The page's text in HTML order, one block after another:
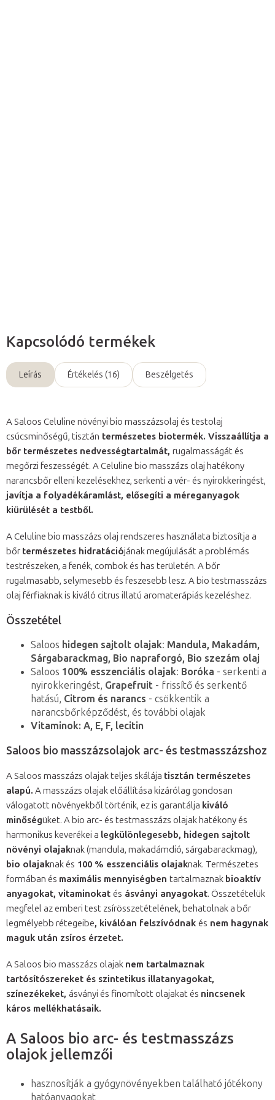
Kapcsolódó termékek
Leírás Értékelés (16) Beszélgetés
A Saloos Celuline növényi bio masszázsolaj és testolaj
csúcsminőségű, tisztán természetes biotermék. Visszaállítja a
bőr természetes nedvességtartalmát, rugalmasságát és
megőrzi feszességét. A Celuline bio masszázs olaj hatékony
narancsbőr elleni kezelésekhez, serkenti a vér- és nyirokkeringést,
javítja a folyadékáramlást, elősegíti a méreganyagok
kiürülését a testből.
A Celuline bio masszázs olaj rendszeres használata biztosítja a
bőr természetes hidratációjának megújulását a problémás
testrészeken, a fenék, combok és has területén. A bőr
rugalmasabb, selymesebb és feszesebb lesz. A bio testmasszázs
olaj férfiaknak is kiváló citrus illatú aromaterápiás kezeléshez.
Összetétel
Saloos hidegen sajtolt olajak: Mandula, Makadám,
Sárgabarackmag, Bio napraforgó, Bio szezám olaj
Saloos 100% esszenciális olajak: Boróka - serkenti a
nyirokkeringést, Grapefruit - frissítő és serkentő
hatású, Citrom és narancs - csökkentik a
narancsbőrképződést, és további olajak
Vitaminok: A, E, F, lecitin
Saloos bio masszázsolajok arc- és testmasszázshoz
A Saloos masszázs olajak teljes skálája tisztán természetes
alapú. A masszázs olajak előállítása kizárólag gondosan
válogatott növényekből történik, ez is garantálja kiváló
minőségüket. A bio arc- és testmasszázs olajak hatékony és
harmonikus keverékei a legkülönlegesebb, hidegen sajtolt
növényi olajaknak (mandula, makadámdió, sárgabarackmag),
bio olajaknak és 100 % esszenciális olajaknak. Természetes
formában és maximális mennyiségben tartalmaznak bioaktív
anyagokat, vitaminokat és ásványi anyagokat. Összetételük
megfelel az emberi test zsírösszetételének, behatolnak a bőr
legmélyebb rétegeibe, kiválóan felszívódnak és nem hagynak
maguk után zsíros érzetet.
A Saloos bio masszázs olajak nem tartalmaznak
tartósítószereket és szintetikus illatanyagokat,
színezékeket, ásványi és finomított olajakat és nincsenek
káros mellékhatásaik.
A Saloos bio arc- és testmasszázs
olajok jellemzői
hasznosítják a gyógynövényekben található jótékony
hatóanyagokat